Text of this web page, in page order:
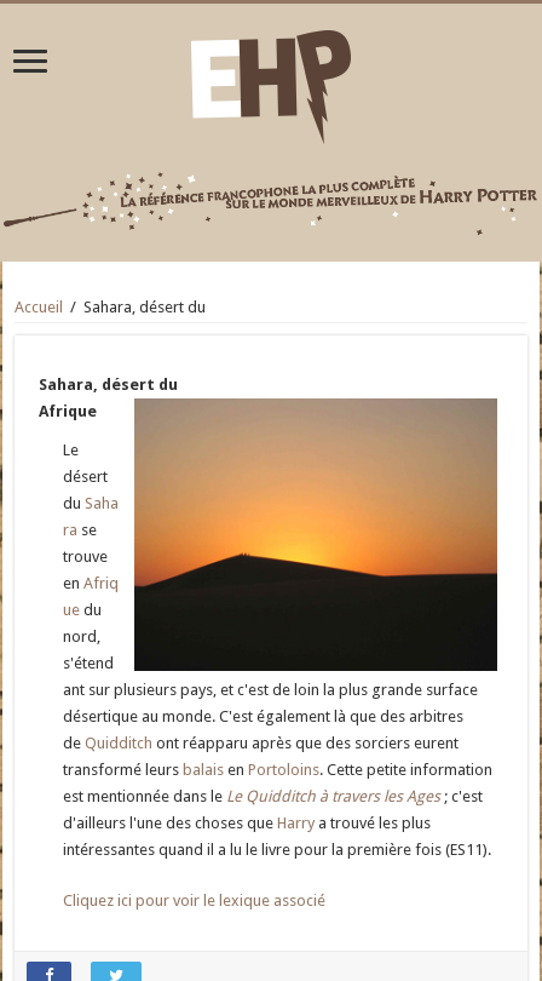
Accueil / Sahara, désert du
Sahara, désert du
Afrique
Le
désert
du Saha
ra se
trouve
enAfriq
ue du
nord,
s'étend
ant sur plusieurs pays, et c'est de loin la plus grande surface
désertique au monde. C'est également là que des arbitres
deQuidditch ont réapparu après que des sorciers eurent
transformé leurs balais enPortoloins. Cette petite information
est mentionnée dans le Le Quidditch à travers les Ages; c'est
d'ailleurs l'une des choses queHarry a trouvé les plus
intéressantes quand il a lu le livre pour la première fois (ES11).
Cliquez ici pour voir le lexique associé